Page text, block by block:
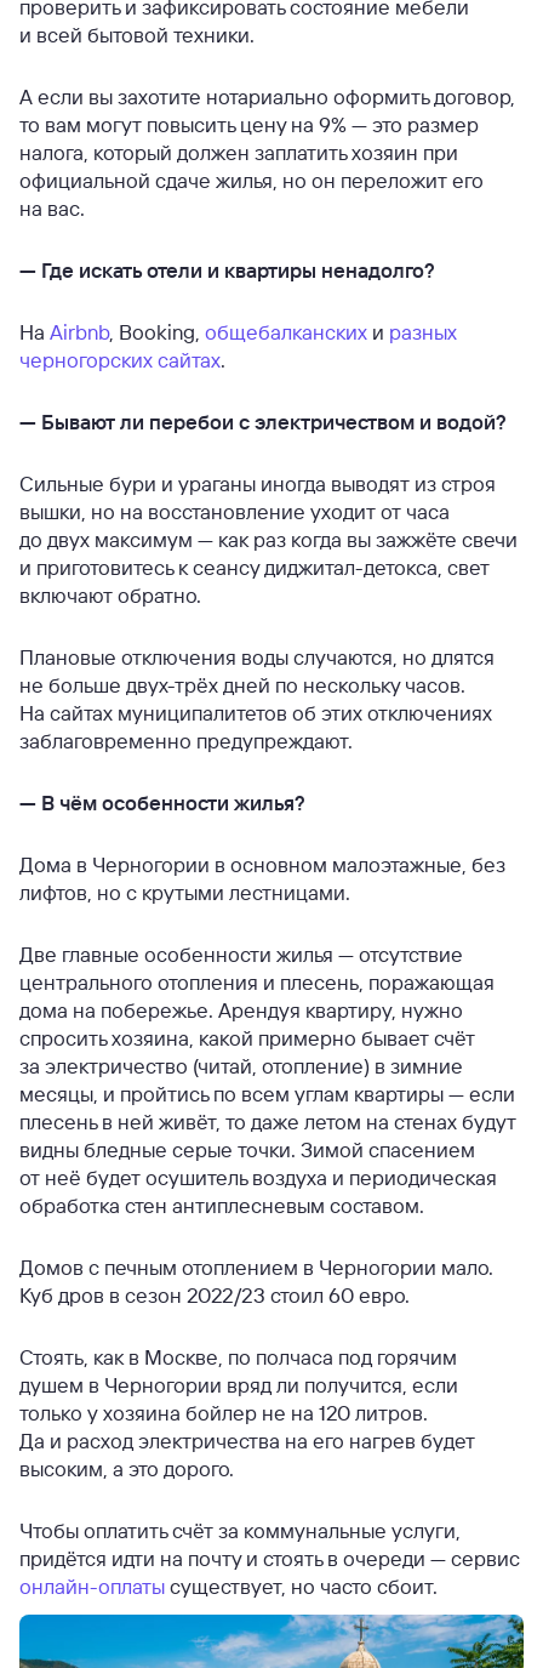
проверить и зафиксировать состояние мебели
и всей бытовой техники.
А если вы захотите нотариально оформить договор,
то вам могут повысить цену на 9% — это размер
налога, который должен заплатить хозяин при
официальной сдаче жилья, но он переложит его
на вас.
— Где искать отели и квартиры ненадолго?
На Airbnb, Booking, общебалканских и разных
черногорскихсайтах.
— Бывают ли перебои с электричеством и водой?
Сильные бури и ураганы иногда выводят из строя
вышки, но на восстановление уходит от часа
до двух максимум — как раз когда вы зажжёте свечи
и приготовитесь к сеансу диджитал-детокса, свет
включают обратно.
Плановые отключения воды случаются, но длятся
не больше двух-трёх дней по нескольку часов.
На сайтах муниципалитетов об этих отключениях
заблаговременно предупреждают.
— В чём особенности жилья?
Дома в Черногории в основном малоэтажные, без
лифтов, но с крутыми лестницами.
Две главные особенности жилья — отсутствие
центрального отопления и плесень, поражающая
дома на побережье. Арендуя квартиру, нужно
спросить хозяина, какой примерно бывает счёт
за электричество (читай, отопление) в зимние
месяцы, и пройтись по всем углам квартиры — если
плесень в ней живёт, то даже летом на стенах будут
видны бледные серые точки. Зимой спасением
от неё будет осушитель воздуха и периодическая
обработка стен антиплесневым составом.
Домов с печным отоплением в Черногории мало.
Куб дров в сезон 2022/23 стоил 60 евро.
Стоять, как в Москве, по полчаса под горячим
душем в Черногории вряд ли получится, если
только у хозяина бойлер не на 120 литров.
Да и расход электричества на его нагрев будет
высоким, а это дорого.
Чтобы оплатить счёт за коммунальные услуги,
придётся идти на почту и стоять в очереди — сервис
онлайн-оплатысуществует, но часто сбоит.